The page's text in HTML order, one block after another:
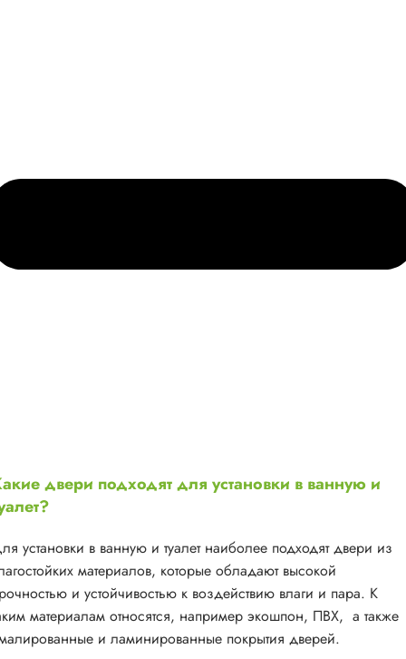
двери подходят для установки в ванную и
установки в ванную и туалет наиболее подходят двери из
материалов, которые обладают высокой
и устойчивостью к воздействию влаги и пара. К
материалам относятся, например экошпон, ПВХ, а также
и ламинированные покрытия дверей.